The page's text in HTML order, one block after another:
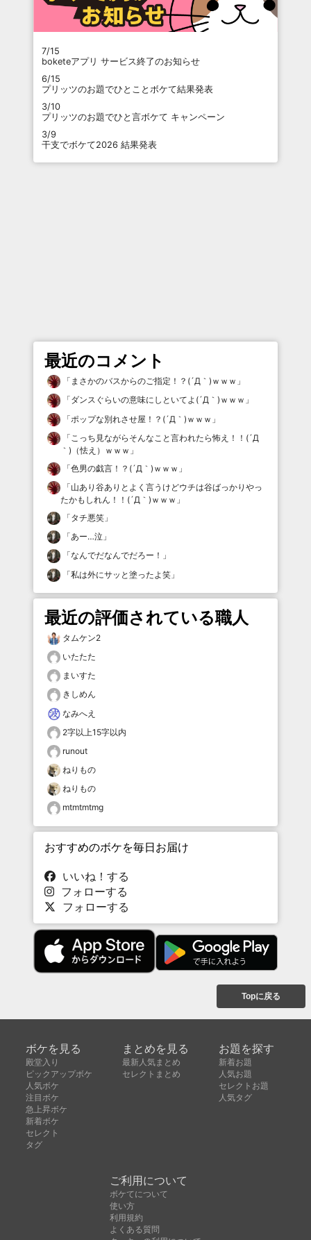
7/15
boketeアプリ サービス終了のお知らせ
6/15
プリッツのお題でひとことボケて結果発表
3/10
プリッツのお題でひと言ボケて キャンペーン
3/9
干支でボケて2026 結果発表
最近のコメント
「 まさかのバスからのご指定！？(´Д｀)ｗｗｗ 」
「ダンスぐらいの意味にしといてよ(´Д｀)ｗｗｗ 」
「ポップな別れさせ屋！？(´Д｀)ｗｗｗ 」
「 こっち見ながらそんなこと言われたら怖え！！(´Д
｀)（怯え）ｗｗｗ 」
「色男の戯言！？(´Д｀)ｗｗｗ 」
「山あり谷ありとよく言うけどウチは谷ばっかりやっ
たかもしれん！！(´Д｀)ｗｗｗ 」
「タチ悪笑 」
「あー…泣 」
「なんでだなんでだろー！ 」
「私は外にサッと塗ったよ笑 」
最近の評価されている職人
タムケン2
いたたた
まいすた
きしめん
なみへえ
2字以上15字以内
runout
ねりもの
ねりもの
mtmtmtmg
おすすめのボケを毎日お届け
いいね！する
フォローする
フォローする
Topに戻る
ボケを見る
殿堂入り
ピックアップボケ
人気ボケ
注目ボケ
急上昇ボケ
新着ボケ
セレクト
タグ
まとめを見る
最新人気まとめ
セレクトまとめ
お題を探す
新着お題
人気お題
セレクトお題
人気タグ
ご利用について
ボケてについて
使い方
利用規約
よくある質問